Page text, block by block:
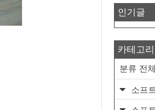
인기글
카테고리
분류 전
소프